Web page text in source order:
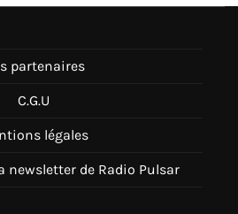
partenaires
C.G.U
légales
newsletter de Radio Pulsar